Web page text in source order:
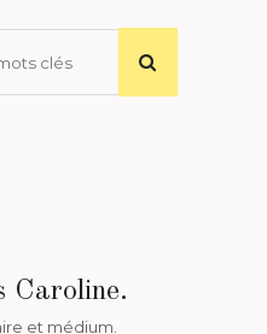
Caroline.
et médium.